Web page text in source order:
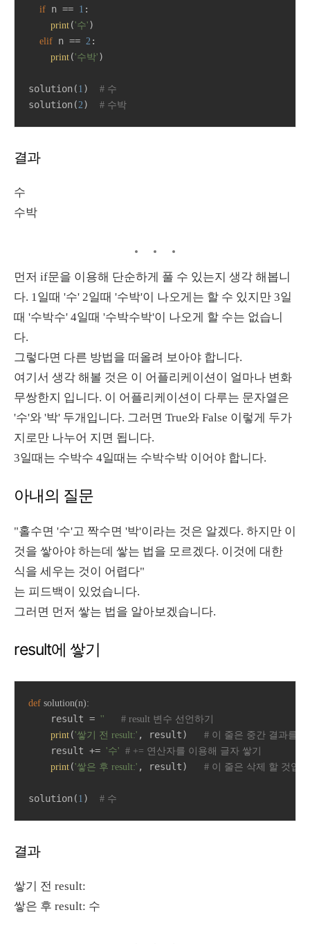
if n == 1 :
print ('수' )
elif n == 2 :
print ('수박' )
solution( 1 ) # 수
solution(2) # 수박
결과
수
수박
먼저 if문을 이용해 단순하게 풀 수 있는지 생각 해봅니
다. 1일때 '수' 2일때 '수박'이 나오게는 할 수 있지만 3일
때 '수박수' 4일때 '수박수박'이 나오게 할 수는 없습니
다.
그렇다면 다른 방법을 떠올려 보아야 합니다.
여기서 생각 해볼 것은 이 어플리케이션이 얼마나 변화
무쌍한지 입니다. 이 어플리케이션이 다루는 문자열은
'수'와 '박' 두개입니다. 그러면 True와 False 이렇게 두가
지로만 나누어 지면 됩니다.
3일때는 수박수 4일때는 수박수박 이어야 합니다.
아내의 질문
"홀수면 '수'고 짝수면 '박'이라는 것은 알겠다. 하지만 이
것을 쌓아야 하는데 쌓는 법을 모르겠다. 이것에 대한
식을 세우는 것이 어렵다"
는 피드백이 있었습니다.
그러면 먼저 쌓는 법을 알아보겠습니다.
result에 쌓기
def solution(n):
    result =
''
# result 변수 선언하기
print ('쌓기 전 result:' , result) # 이 줄은 중간 결과를
    result +=
'수' # += 연산자를 이용해 글자 쌓기
print ('쌓은 후 result:' , result) # 이 줄은 삭제 할 것입
solution( 1 ) # 수
결과
쌓기 전 result:
쌓은 후 result: 수